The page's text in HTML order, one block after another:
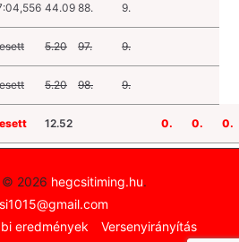
44.09 88. 9.
5.20 97. 9.
5.20 98. 9.
12.52 0. 0. 0.
© 2026 hegcsitiming.hu.
eredmények
Versenyirányítás